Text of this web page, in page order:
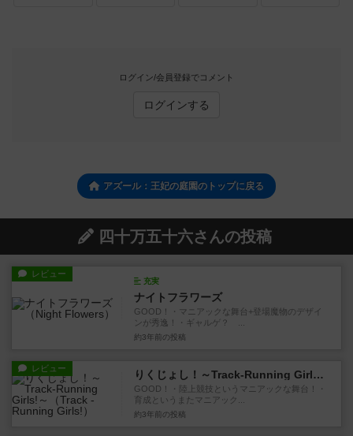
ログイン/会員登録でコメント
ログインする
アズール：王妃の庭園のトップに戻る
四十万五十六さんの投稿
レビュー
充実
ナイトフラワーズ
GOOD！・マニアックな舞台+登場魔物のデザイ
ンが秀逸！・ギャルゲ？ ...
約3年前 の投稿
レビュー りくじょし！～Track-Running Girls!～
GOOD！・陸上競技というマニアックな舞台！・
育成というまたマニアック...
約3年前 の投稿